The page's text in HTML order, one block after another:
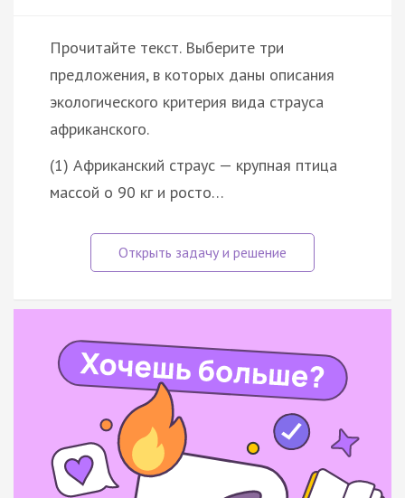
Прочитайте текст. Выберите три
предложения, в которых даны описания
экологического критерия вида страуса
африканского.
(1) Африканский страус — крупная птица
массой о 90 кг и росто…